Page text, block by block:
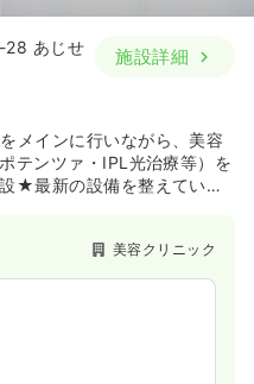
28 あじせ
施設詳細
メインに行いながら、美容
テンツァ・IPL光治療等）を
★最新の設備を整えていま
美容クリニック